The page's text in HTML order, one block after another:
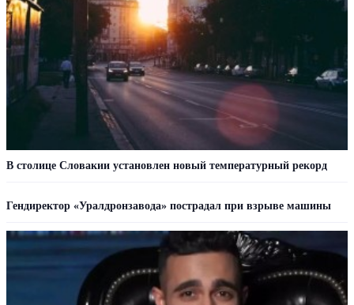
В столице Словакии установлен новый температурный рекорд
Гендиректор «Уралдронзавода» пострадал при взрыве машины